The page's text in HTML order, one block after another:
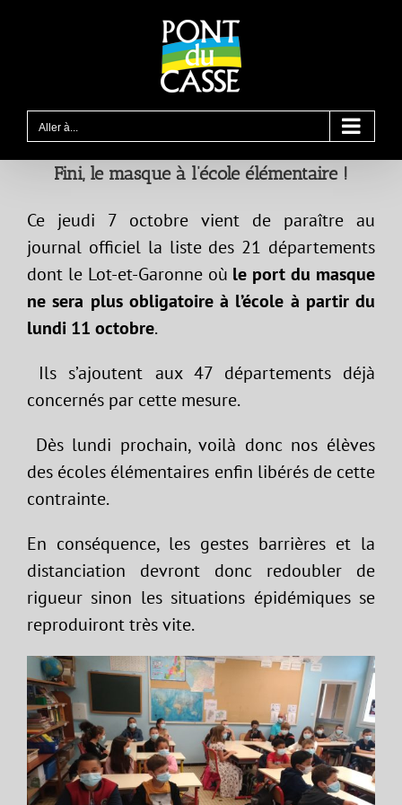
Aller à...
Fini, le masque à l’école élémentaire !
Ce jeudi 7 octobre vient de paraître au
journal officiel la liste des 21 départements
dont le Lot-et-Garonne où le port du masque
ne sera plus obligatoire à l’école à partir du
lundi 11 octobre.
Ils s’ajoutent aux 47 départements déjà
concernés par cette mesure.
Dès lundi prochain, voilà donc nos élèves
des écoles élémentaires enfin libérés de cette
contrainte.
En conséquence, les gestes barrières et la
distanciation devront donc redoubler de
rigueur sinon les situations épidémiques se
reproduiront très vite.